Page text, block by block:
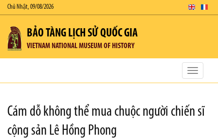
Chủ Nhật, 09/08/2026
BẢO TÀNG LỊCH SỬ QUỐC GIA
VIETNAM NATIONAL MUSEUM OF HISTORY
Toggle
Cám dỗ không thể mua chuộc người chiến sĩ
cộng sản Lê Hồng Phong